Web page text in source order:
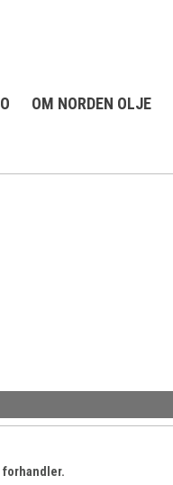
OM NORDEN OLJE
forhandler.